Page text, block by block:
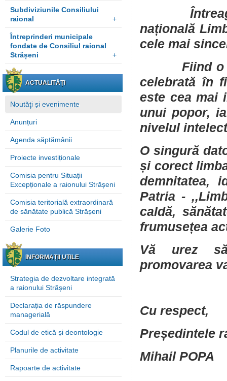
Subdiviziunile Consiliului
raional
+
Întreprinderi municipale
fondate de Consiliul raional
Strășeni
+
ACTUALITĂȚI
Noutăţi și evenimente
Anunțuri
Agenda săptămânii
Proiecte investiționale
Comisia pentru Situații
Excepționale a raionului Strășeni
Comisia teritorială extraordinară
de sănătate publică Strășeni
Galerie Foto
INFORMAȚII UTILE
Strategia de dezvoltare integrată
a raionului Strășeni
Declarația de răspundere
managerială
Codul de etică și deontologie
Planurile de activitate
Rapoarte de activitate
Întreaga
națională
cele mai
Fiind o
celebrată în
este cea mai
unui popor,
nivelul
O singură
și corect
demnitatea,
Patria -
caldă,
frumusețea
Vă urez
promovarea
Cu respect,
Președintele
Mihail POPA